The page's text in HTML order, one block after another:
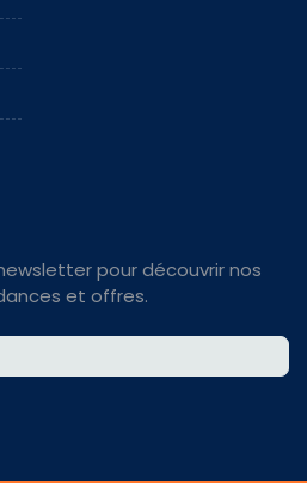
pour découvrir nos
et offres.